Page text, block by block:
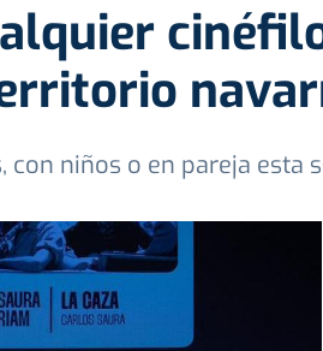
niños o en pareja esta